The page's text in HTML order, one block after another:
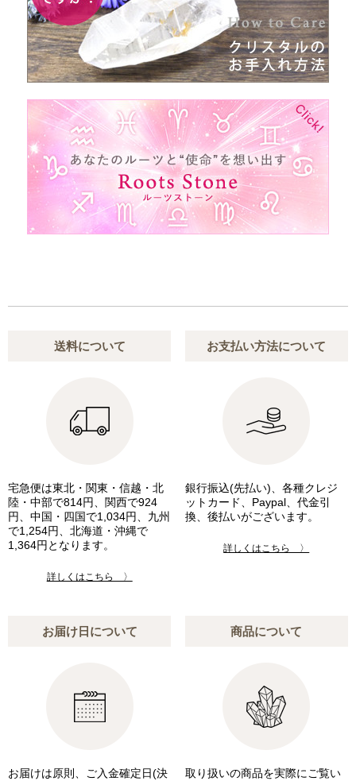
送料について
宅急便は東北・関東・信越・北
陸・中部で814円、関西で924
円、中国・四国で1,034円、九州
で1,254円、北海道・沖縄で
1,364円となります。
詳しくはこちら 〉
お支払い方法について
銀行振込(先払い)、各種クレジ
ットカード、Paypal、代金引
換、後払いがございます。
詳しくはこちら 〉
お届け日について
お届けは原則、ご入金確定日(決
商品について
取り扱いの商品を実際にご覧い